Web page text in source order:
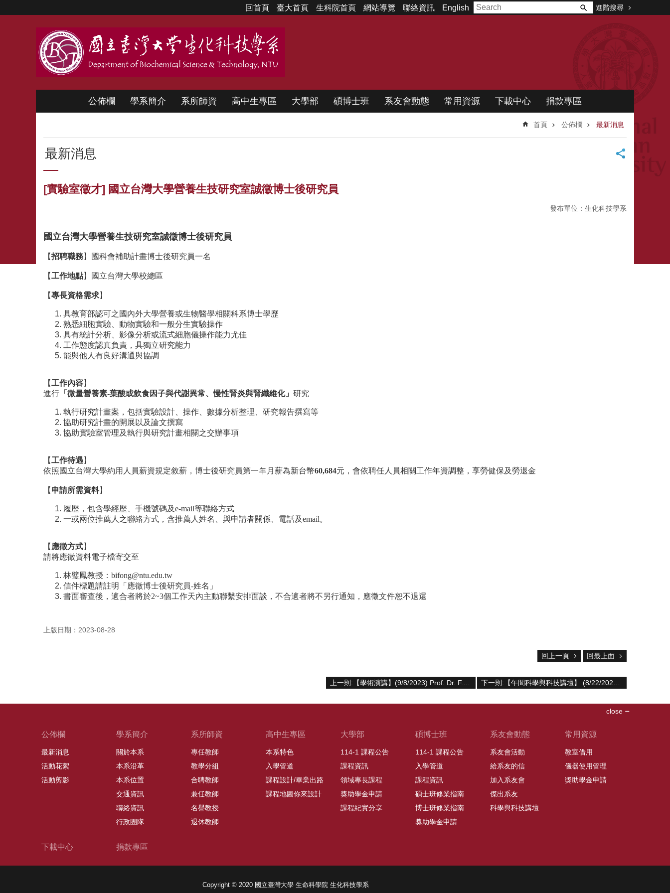
回首頁 臺大首頁 生科院首頁 網站導覽 聯絡資訊 English 進階搜尋
公佈欄 學系簡介 系所師資 高中生專區 大學部 碩博士班 系友會動態 常用資源 下載中心 捐款專區
首頁 公佈欄 最新消息
最新消息
[實驗室徵才] 國立台灣大學營養生技研究室誠徵博士後研究員
發布單位：生化科技學系
國立台灣大學營養生技研究室誠徵博士後研究員
【招聘職務】國科會補助計畫博士後研究員一名
【工作地點】國立台灣大學校總區
【專長資格需求】
具教育部認可之國內外大學營養或生物醫學相關科系博士學歷
熟悉細胞實驗、動物實驗和一般分生實驗操作
具有統計分析、影像分析或流式細胞儀操作能力尤佳
工作態度認真負責，具獨立研究能力
能與他人有良好溝通與協調
【工作內容】
進行 「微量營養素-葉酸或飲食因子與代謝異常、慢性腎炎與腎纖維化」 研究
執行研究計畫案，包括實驗設計、操作、數據分析整理、研究報告撰寫等
協助研究計畫的開展以及論文撰寫
協助實驗室管理及執行與研究計畫相關之交辦事項
【工作待遇 】
依照國立台灣大學約用人員薪資規定敘薪，博士後研究員第一年月薪為新台幣60,684元，會依聘任人員相關工作年資調整，享勞健保及勞退金
【 申請所需資料】
履歷，包含學經歷、手機號碼及e-mail等聯絡方式
一或兩位推薦人之聯絡方式，含推薦人姓名、與申請者關係、電話及email。
【 應徵方式】
請將應徵資料電子檔寄交至
林璧鳳教授： bifong@ntu.edu.tw
信件標題請註明「應徵博士後研究員-姓名」
書面審查後，適合者將於2~3個工作天內主動聯繫安排面談，不合適者將不另行通知，應徵文件恕不退還
上版日期：2023-08-28
回上一頁 回最上面
close
公佈欄
最新消息
活動花絮
活動剪影
學系簡介
關於本系
本系沿革
本系位置
交通資訊
聯絡資訊
行政團隊
系所師資
專任教師
教學分組
合聘教師
兼任教師
名譽教授
退休教師
高中生專區
本系特色
入學管道
課程設計/畢業出路
課程地圖你來設計
大學部
114-1 課程公告
課程資訊
領域專長課程
獎助學金申請
課程紀實分享
碩博士班
114-1 課程公告
入學管道
課程資訊
碩士班修業指南
博士班修業指南
獎助學金申請
系友會動態
系友會活動
給系友的信
加入系友會
傑出系友
科學與科技講壇
常用資源
教室借用
儀器使用管理
獎助學金申請
下載中心 捐款專區
Copyright © 2020 國立臺灣大學 生命科學院 生化科技學系